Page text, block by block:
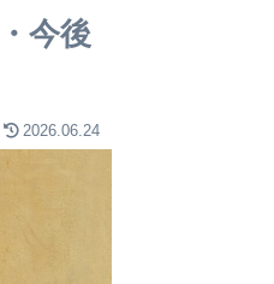
今後
2026.06.24